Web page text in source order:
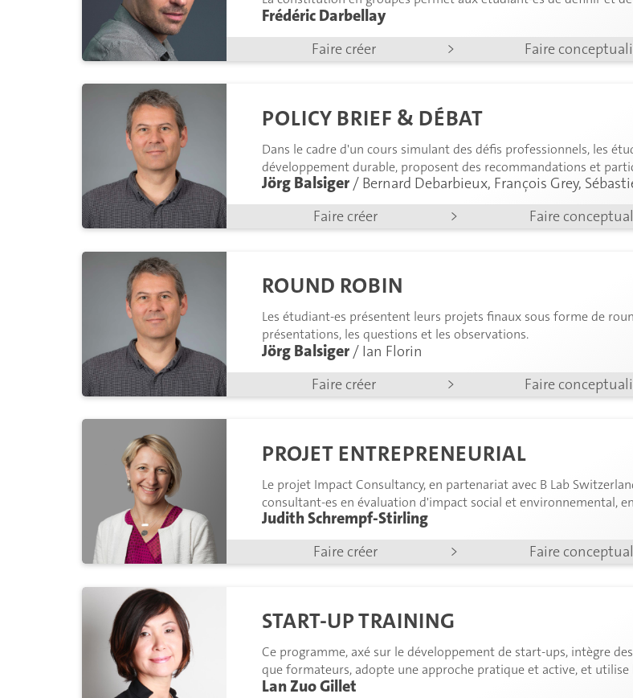
Frédéric Darbellay
Faire créer > Faire
POLICY BRIEF & DÉBAT
Jörg Balsiger / Bernard Debarbieux, François Grey,
Faire créer > Faire
Dans le cadre d'un cours simulant des défis professionnels, les
développement durable, proposent des recommandations et
ROUND ROBIN
Jörg Balsiger / Ian Florin
Faire créer > Faire
Les étudiant-es présentent leurs projets finaux sous forme de
présentations, les questions et les observations.
PROJET ENTREPRENEURIAL
Judith Schrempf-Stirling
Faire créer > Faire
Le projet Impact Consultancy, en partenariat avec B Lab
consultant-es en évaluation d'impact social et environnemental,
et en proposant des recommandations pour améliorer leurs
START-UP TRAINING
Lan Zuo Gillet
Ce programme, axé sur le développement de start-ups, intègre
que formateurs, adopte une approche pratique et active, et
collaboration et le suivi des projets d'entreprise individuels et de